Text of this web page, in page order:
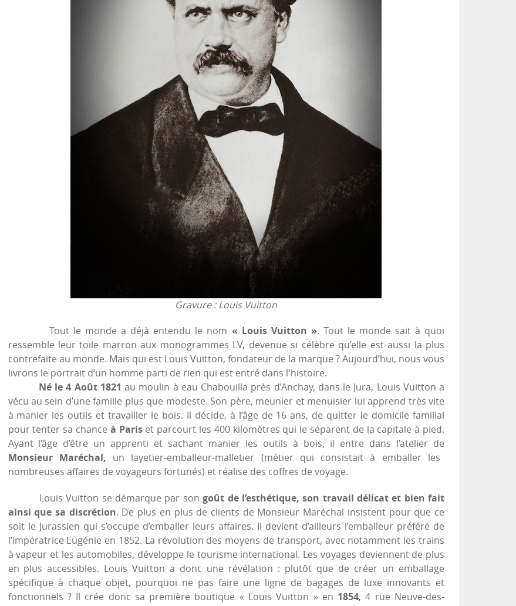
Gravure : Louis Vuitton
Tout le monde a déjà entendu le nom « Louis Vuitton ». Tout le monde sait à quoi
ressemble leur toile marron aux monogrammes LV, devenue si célèbre qu’elle est aussi la plus
contrefaite au monde. Mais qui est Louis Vuitton, fondateur de la marque ? Aujourd’hui, nous vous
livrons le portrait d’un homme parti de rien qui est entré dans l'histoire.
Né le 4 Août 1821 au moulin à eau Chabouilla près d’Anchay, dans le Jura, Louis Vuitton a
vécu au sein d’une famille plus que modeste. Son père, meunier et menuisier lui apprend très vite
à manier les outils et travailler le bois. Il décide, à l’âge de 16 ans, de quitter le domicile familial
pour tenter sa chance à Pariset parcourt les 400 kilomètres qui le séparent de la capitale à pied.
Ayant l’âge d’être un apprenti et sachant manier les outils à bois, il entre dans l’atelier de
Monsieur Maréchal, un layetier-emballeur-malletier (métier qui consistait à emballer les
nombreuses affaires de voyageurs fortunés) et réalise des coffres de voyage.
Louis Vuitton se démarque par songoût de l’esthétique, son travail délicat et bien fait
ainsi que sa discrétion. De plus en plus de clients de Monsieur Maréchal insistent pour que ce
soit le Jurassien qui s’occupe d’emballer leurs affaires. Il devient d’ailleurs l’emballeur préféré de
l’impératrice Eugénie en 1852. La révolution des moyens de transport, avec notamment les trains
à vapeur et les automobiles, développe le tourisme international. Les voyages deviennent de plus
en plus accessibles. Louis Vuitton a donc une révélation : plutôt que de créer un emballage
spécifique à chaque objet, pourquoi ne pas faire une ligne de bagages de luxe innovants et
fonctionnels ? Il crée donc sa première boutique « Louis Vuitton » en 1854, 4 rue Neuve-des-